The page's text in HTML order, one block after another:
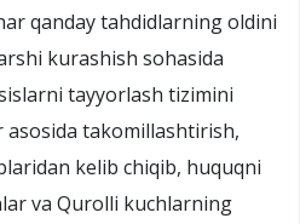
qanday tahdidlarning oldini
kurashish sohasida
tayyorlash tizimini
takomillashtirish,
kelib chiqib, huquqni
va Qurolli kuchlarning